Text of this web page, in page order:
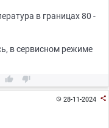
в границах 80 -
в сервисном режиме
 
28-11-2024 